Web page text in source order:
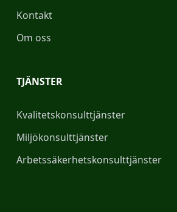
Kontakt
Om oss
TJÄNSTER
Kvalitetskonsulttjänster
Miljökonsulttjänster
Arbetssäkerhetskonsulttjänster